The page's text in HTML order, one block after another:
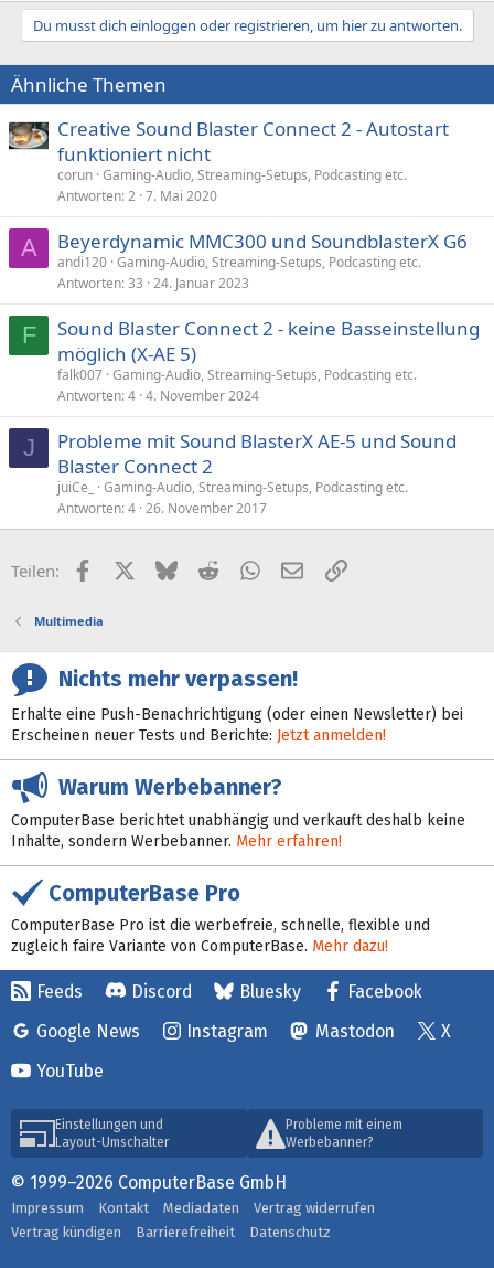
Du musst dich einloggen oder registrieren, um hier zu antworten.
Ähnliche Themen
Creative Sound Blaster Connect 2 - Autostart
funktioniert nicht
corun Gaming-Audio, Streaming-Setups, Podcasting etc.
Antworten 2 7. Mai 2020
A Beyerdynamic MMC300 und SoundblasterX G6
andi120 Gaming-Audio, Streaming-Setups, Podcasting etc.
Antworten 33 24. Januar 2023
F
Sound Blaster Connect 2 - keine Basseinstellung
möglich (X-AE 5)
falk007 Gaming-Audio, Streaming-Setups, Podcasting etc.
Antworten 4 4. November 2024
J
Probleme mit Sound BlasterX AE-5 und Sound
Blaster Connect 2
juiCe_
Gaming-Audio, Streaming-Setups, Podcasting etc.
Antworten 4 26. November 2017
Teilen: FacebookX (Twitter)
BlueskyRedditWhatsApp
E-MailLink
Multimedia
Nichts mehr verpassen!
Erhalte eine Push-Benachrichtigung (oder einen Newsletter) bei
Erscheinen neuer Tests und Berichte: Jetzt anmelden!
Warum Werbebanner?
ComputerBase berichtet unabhängig und verkauft deshalb keine
Inhalte, sondern Werbebanner. Mehr erfahren!
ComputerBase Pro
ComputerBase Pro ist die werbefreie, schnelle, flexible und
zugleich faire Variante von ComputerBase. Mehr dazu!
Feeds Discord Bluesky
Facebook
Google News
Instagram Mastodon
X
YouTube
Einstellungen und
Layout-Umschalter
Probleme mit einem
Werbebanner?
© 1999–2026 ComputerBase GmbH
Impressum Kontakt Mediadaten
Vertrag widerrufen
Vertrag kündigen
Barrierefreiheit Datenschutz